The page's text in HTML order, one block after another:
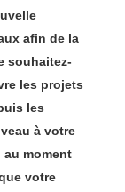
afin de la
souhaitez-
les projets
les
à votre
au moment
votre